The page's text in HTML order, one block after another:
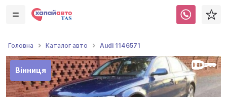
Головна Каталог авто Audi 1146571
Вінниця